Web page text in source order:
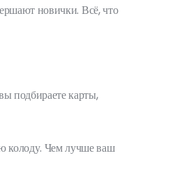
новички. Всё, что
подбираете карты,
колоду. Чем лучше ваш